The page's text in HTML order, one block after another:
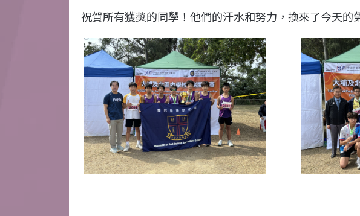
祝賀所有獲獎的同學！他們的汗水和努力，換來了今天的